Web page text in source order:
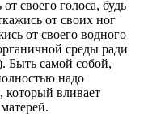
своего голоса, будь
от своих ног
от своего водного
среды ради
Быть самой собой,
надо
вливает